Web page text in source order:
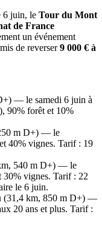
6 juin, le Tour du Mont
de France
un événement
de reverser9 000 € à
— le samedi 6 juin à
90% forêt et 10%
m D+) — le
40% vignes. Tarif : 19
540 m D+) — le
30% vignes. Tarif : 22
le 6 juin.
(31,4 km, 850 m D+) —
20 ans et plus. Tarif :